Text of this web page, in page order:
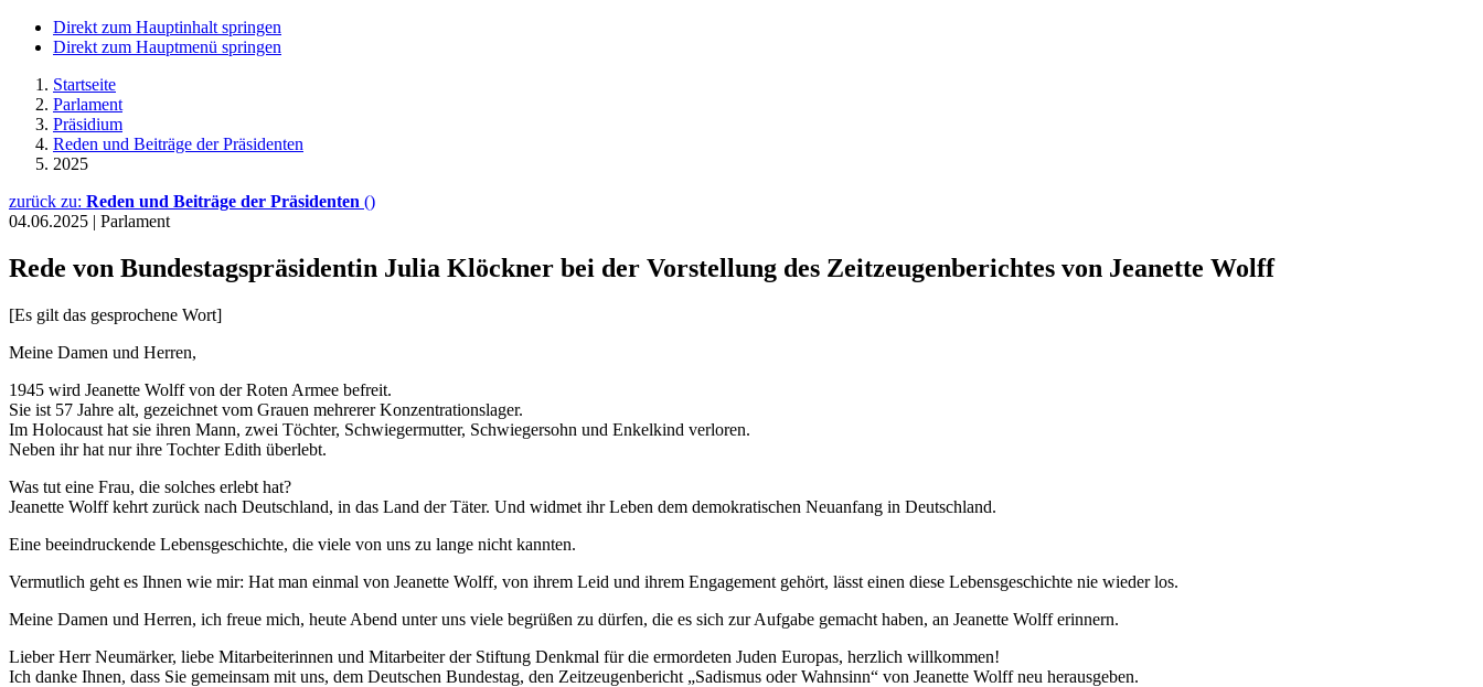
Direkt zum Hauptinhalt springen
Direkt zum Hauptmenü springen
Startseite
Parlament
Präsidium
Reden und Beiträge der Präsidenten
2025
zurück zu: Reden und Beiträge der Präsidenten ()
04.06.2025 | Parlament
Rede von Bundestagspräsidentin Julia Klöckner bei der Vorstellung des Zeitzeugenberichtes von Jeanette Wolff
[Es gilt das gesprochene Wort]
Meine Damen und Herren,
1945 wird Jeanette Wolff von der Roten Armee befreit.
Sie ist 57 Jahre alt, gezeichnet vom Grauen mehrerer Konzentrationslager.
Im Holocaust hat sie ihren Mann, zwei Töchter, Schwiegermutter, Schwiegersohn und Enkelkind verloren.
Neben ihr hat nur ihre Tochter Edith überlebt.
Was tut eine Frau, die solches erlebt hat?
Jeanette Wolff kehrt zurück nach Deutschland, in das Land der Täter. Und widmet ihr Leben dem demokratischen Neuanfang in Deutschland.
Eine beeindruckende Lebensgeschichte, die viele von uns zu lange nicht kannten.
Vermutlich geht es Ihnen wie mir: Hat man einmal von Jeanette Wolff, von ihrem Leid und ihrem Engagement gehört, lässt einen diese Lebensgeschichte nie wieder los.
Meine Damen und Herren, ich freue mich, heute Abend unter uns viele begrüßen zu dürfen, die es sich zur Aufgabe gemacht haben, an Jeanette Wolff erinnern.
Lieber Herr Neumärker, liebe Mitarbeiterinnen und Mitarbeiter der Stiftung Denkmal für die ermordeten Juden Europas, herzlich willkommen!
Ich danke Ihnen, dass Sie gemeinsam mit uns, dem Deutschen Bundestag, den Zeitzeugenbericht „Sadismus oder Wahnsinn“ von Jeanette Wolff neu herausgeben.